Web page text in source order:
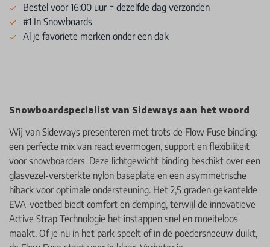
Bestel voor 16:00 uur = dezelfde dag verzonden
#1 In Snowboards
Al je favoriete merken onder een dak
Snowboardspecialist van Sideways aan het woord
Wij van Sideways presenteren met trots de Flow Fuse binding:
een perfecte mix van reactievermogen, support en flexibiliteit
voor snowboarders. Deze lichtgewicht binding beschikt over een
glasvezel-versterkte nylon baseplate en een asymmetrische
hiback voor optimale ondersteuning. Het 2,5 graden gekantelde
EVA-voetbed biedt comfort en demping, terwijl de innovatieve
Active Strap Technologie het instappen snel en moeiteloos
maakt. Of je nu in het park speelt of in de poedersneeuw duikt,